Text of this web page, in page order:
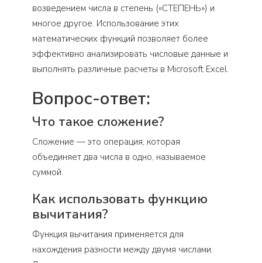
возведением числа в степень («СТЕПЕНЬ») и
многое другое. Использование этих
математических функций позволяет более
эффективно анализировать числовые данные и
выполнять различные расчеты в Microsoft Excel.
Вопрос-ответ:
Что такое сложение?
Сложение — это операция, которая
объединяет два числа в одно, называемое
суммой.
Как использовать функцию
вычитания?
Функция вычитания применяется для
нахождения разности между двумя числами.